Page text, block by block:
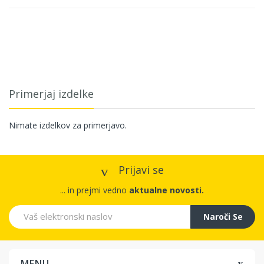
Primerjaj izdelke
Nimate izdelkov za primerjavo.
Prijavi se
... in prejmi vedno aktualne novosti.
Naroči Se